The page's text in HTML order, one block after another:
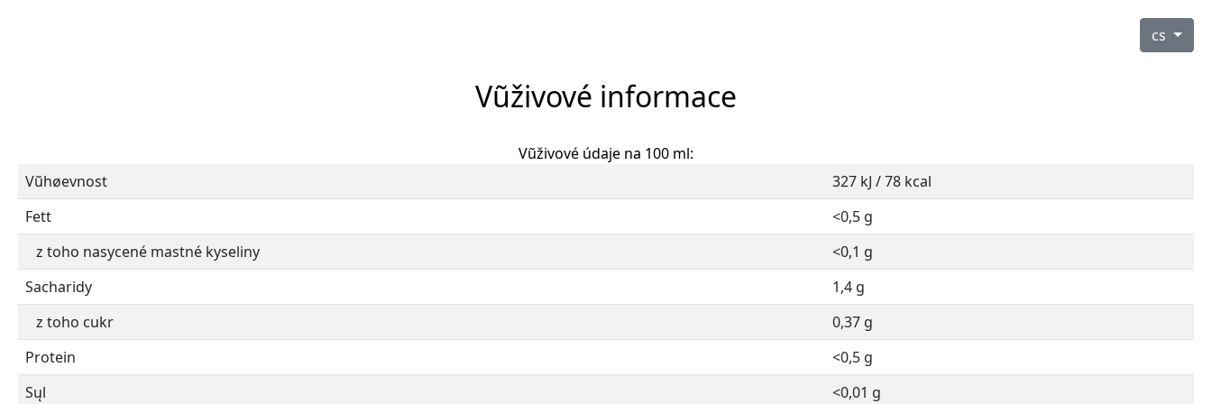
cs
Vũživové informace
Vũživové údaje na 100 ml:
Vũhøevnost
327 kJ / 78 kcal
Fett
<0,5 g
z toho nasycené mastné kyseliny
<0,1 g
Sacharidy
1,4 g
z toho cukr
0,37 g
Protein
<0,5 g
Sųl
<0,01 g